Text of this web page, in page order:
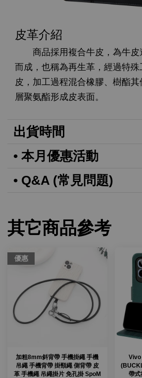
皮革介紹
商品採用複合牛皮，為牛皮
而成，也稱為再生革，經過特
皮，加工過程混合橡膠、樹酯
層聚氨酯形成皮表面。
出貨時間
• 本月優惠活動
• Q&A (常見問題)
其它商品參考
優惠
加粗8mm斜背帶 手機掛繩 手機
吊繩 手機背帶 掛頸繩 側背帶 皮
革 手機繩 吊繩掛片 免孔掛 SpoM
Vivo
帶式